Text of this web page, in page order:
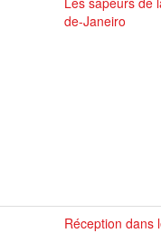
de-Janeiro
Réception dans